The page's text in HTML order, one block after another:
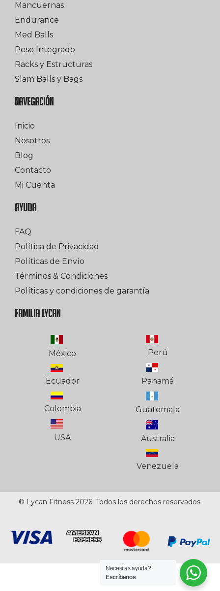
Mancuernas
Endurance
Med Balls
Peso Integrado
Racks y Estructuras
Slam Balls y Bags
NAVEGACIÓN
Inicio
Nosotros
Blog
Contacto
Mi Cuenta
AYUDA
FAQ
Política de Privacidad
Políticas de Envío
Términos & Condiciones
Políticas y condiciones de garantía
FAMILIA LYCAN
México
Ecuador
Colombia
USA
Perú
Panamá
Guatemala
Australia
Venezuela
© Lycan Fitness 2026. Todos los derechos reservados.
Necesitas ayuda?
Escríbenos